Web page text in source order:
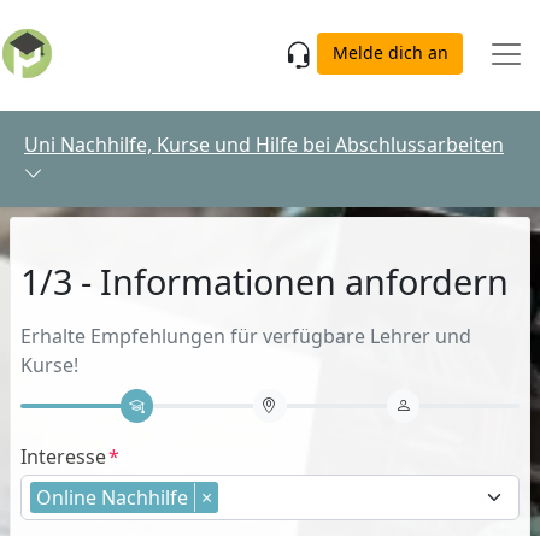
Melde dich an
Uni Nachhilfe, Kurse und Hilfe bei Abschlussarbeiten
1/3 - Informationen anfordern
Erhalte Empfehlungen für verfügbare Lehrer und
Kurse!
Interesse
Online Nachhilfe ×